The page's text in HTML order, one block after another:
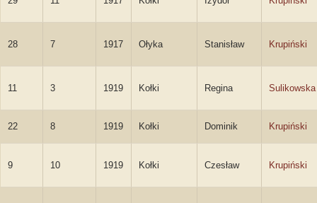
28 7 1917 Ołyka Stanisław Krupiński
11 3 1919 Kołki Regina Sulikowska
22 8 1919 Kołki Dominik Krupiński
9 10 1919 Kołki Czesław Krupiński